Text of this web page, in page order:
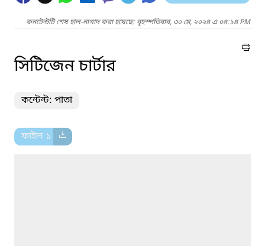
কনটেন্টটি শেষ হাল-নাগাদ করা হয়েছে: বৃহস্পতিবার, ৩০ মে, ২০২৪ এ ০৪:১৪ PM
সিটিজেন চার্টার
কন্টেন্ট: পাতা
ফাইল ১